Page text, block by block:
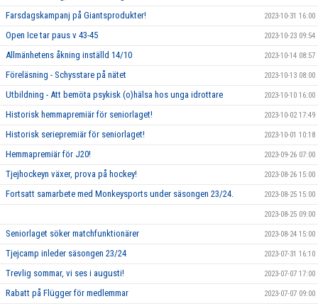
Farsdagskampanj på Giantsprodukter! 2023-10-31 16:00
Open Ice tar paus v 43-45 2023-10-23 09:54
Allmänhetens åkning inställd 14/10 2023-10-14 08:57
Föreläsning - Schysstare på nätet 2023-10-13 08:00
Utbildning - Att bemöta psykisk (o)hälsa hos unga idrottare 2023-10-10 16:00
Historisk hemmapremiär för seniorlaget! 2023-10-02 17:49
Historisk seriepremiär för seniorlaget! 2023-10-01 10:18
Hemmapremiär för J20! 2023-09-26 07:00
Tjejhockeyn växer, prova på hockey! 2023-08-26 15:00
Fortsatt samarbete med Monkeysports under säsongen 23/24. 2023-08-25 15:00
2023-08-25 09:00
Seniorlaget söker matchfunktionärer 2023-08-24 15:00
Tjejcamp inleder säsongen 23/24 2023-07-31 16:10
Trevlig sommar, vi ses i augusti! 2023-07-07 17:00
Rabatt på Flügger för medlemmar 2023-07-07 09:00